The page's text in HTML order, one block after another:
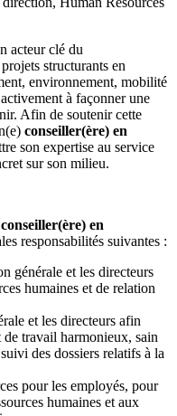
acteur clé du
structurants en
environnement, mobilité
à façonner une
Afin de soutenir cette
conseiller(ère) en
son expertise au service
sur son milieu.
en
responsabilités suivantes :
générale et les directeurs
humaines et de relation
et les directeurs afin
de travail harmonieux, sain
des dossiers relatifs à la
pour les employés, pour
humaines et aux